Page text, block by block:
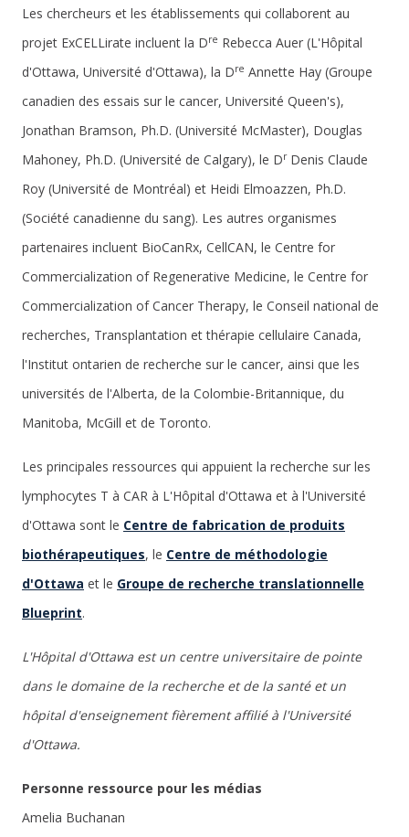
Les chercheurs et les établissements qui collaborent au
projet ExCELLirate incluent la Dre Rebecca Auer (L'Hôpital
d'Ottawa, Université d'Ottawa), la Dre Annette Hay (Groupe
canadien des essais sur le cancer, Université Queen's),
Jonathan Bramson, Ph.D. (Université McMaster), Douglas
Mahoney, Ph.D. (Université de Calgary), le DrDenis Claude
Roy (Université de Montréal) et Heidi Elmoazzen, Ph.D.
(Société canadienne du sang). Les autres organismes
partenaires incluent BioCanRx, CellCAN, le Centre for
Commercialization of Regenerative Medicine, le Centre for
Commercialization of Cancer Therapy, le Conseil national de
recherches, Transplantation et thérapie cellulaire Canada,
l'Institut ontarien de recherche sur le cancer, ainsi que les
universités de l'Alberta, de la Colombie-Britannique, du
Manitoba, McGill et de Toronto.
Les principales ressources qui appuient la recherche sur les
lymphocytes T à CAR à L'Hôpital d'Ottawa et à l'Université
d'Ottawa sont le Centre de fabrication de produits
biothérapeutiques, le Centre de méthodologie
d'Ottawa et le Groupe de recherche translationnelle
Blueprint.
L'Hôpital d'Ottawa est un centre universitaire de pointe
dans le domaine de la recherche et de la santé et un
hôpital d'enseignement fièrement affilié à l'Université
d'Ottawa.
Personne ressource pour les médias
Amelia Buchanan